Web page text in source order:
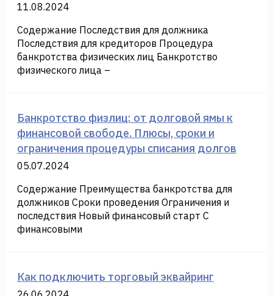
11.08.2024
Содержание Последствия для должника
Последствия для кредиторов Процедура
банкротства физических лиц Банкротство
физического лица –
Банкротство физлиц: от долговой ямы к
финансовой свободе. Плюсы, сроки и
ограничения процедуры списания долгов
05.07.2024
Содержание Преимущества банкротства для
должников Сроки проведения Ограничения и
последствия Новый финансовый старт С
финансовыми
Как подключить торговый эквайринг